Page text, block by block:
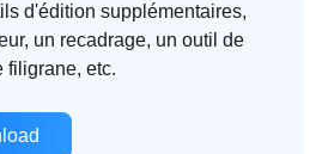
d'édition supplémentaires,
un recadrage, un outil de
filigrane, etc.